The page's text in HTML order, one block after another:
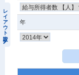
レイアウト設定 年